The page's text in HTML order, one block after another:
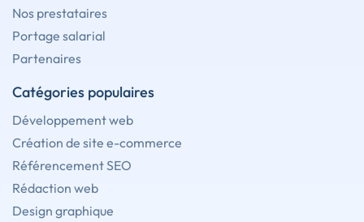
Nos prestataires
Portage salarial
Partenaires
Catégories populaires
Développement web
Création de site e-commerce
Référencement SEO
Rédaction web
Design graphique